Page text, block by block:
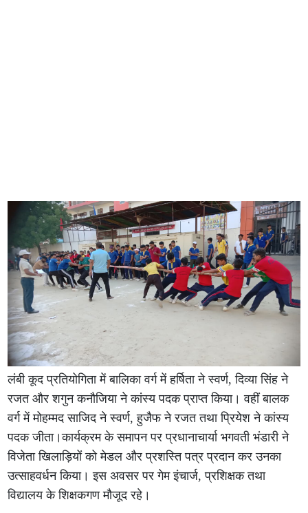
लंबी कूद प्रतियोगिता में बालिका वर्ग में हर्षिता ने स्वर्ण, दिव्या सिंह ने
रजत और शगुन कनौजिया ने कांस्य पदक प्राप्त किया। वहीं बालक
वर्ग में मोहम्मद साजिद ने स्वर्ण, हुजैफ ने रजत तथा प्रियेश ने कांस्य
पदक जीता।कार्यक्रम के समापन पर प्रधानाचार्या भगवती भंडारी ने
विजेता खिलाड़ियों को मेडल और प्रशस्ति पत्र प्रदान कर उनका
उत्साहवर्धन किया। इस अवसर पर गेम इंचार्ज, प्रशिक्षक तथा
विद्यालय के शिक्षकगण मौजूद रहे।